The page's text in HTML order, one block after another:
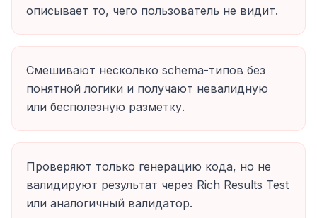
описывает то, чего пользователь не видит.
Смешивают несколько schema-типов без
понятной логики и получают невалидную
или бесполезную разметку.
Проверяют только генерацию кода, но не
валидируют результат через Rich Results Test
или аналогичный валидатор.